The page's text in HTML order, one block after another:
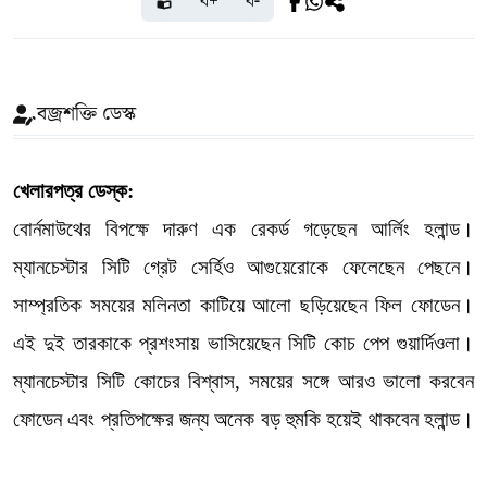
বজ্রশক্তি ডেস্ক
খেলারপত্র ডেস্ক:
বোর্নমাউথের বিপক্ষে দারুণ এক রেকর্ড গড়েছেন আর্লিং হলান্ড।
ম্যানচেস্টার সিটি গ্রেট সের্হিও আগুয়েরোকে ফেলেছেন পেছনে।
সাম্প্রতিক সময়ের মলিনতা কাটিয়ে আলো ছড়িয়েছেন ফিল ফোডেন।
এই দুই তারকাকে প্রশংসায় ভাসিয়েছেন সিটি কোচ পেপ গুয়ার্দিওলা।
ম্যানচেস্টার সিটি কোচের বিশ্বাস, সময়ের সঙ্গে আরও ভালো করবেন
ফোডেন এবং প্রতিপক্ষের জন্য অনেক বড় হুমকি হয়েই থাকবেন হলান্ড।